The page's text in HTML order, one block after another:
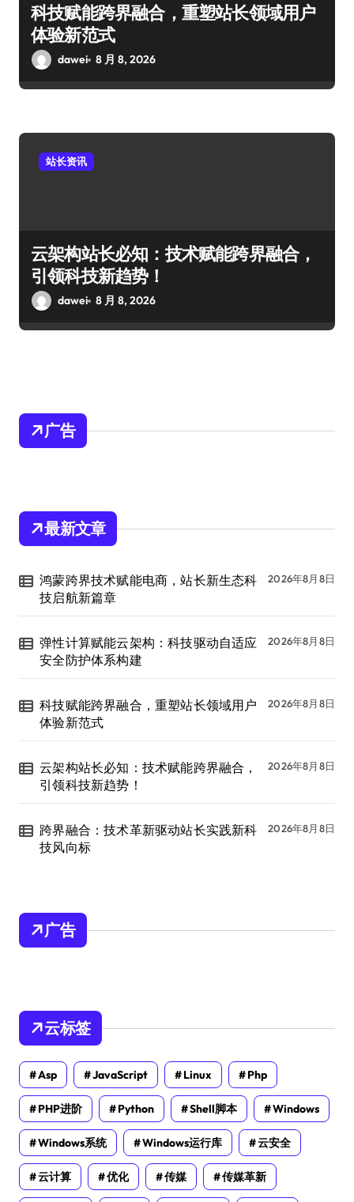
科技赋能跨界融合，重塑站长领域用户
体验新范式
dawei 8 月 8, 2026
站长资讯
云架构站长必知：技术赋能跨界融合，
引领科技新趋势！
dawei 8 月 8, 2026
广告
最新文章
鸿蒙跨界技术赋能电商，站长新生态科
技启航新篇章
2026年8月8日
弹性计算赋能云架构：科技驱动自适应
安全防护体系构建
2026年8月8日
科技赋能跨界融合，重塑站长领域用户
体验新范式
2026年8月8日
云架构站长必知：技术赋能跨界融合，
引领科技新趋势！
2026年8月8日
跨界融合：技术革新驱动站长实践新科
技风向标
2026年8月8日
广告
云标签
Asp JavaScript Linux Php
PHP进阶 Python Shell脚本 Windows
Windows系统 Windows运行库 云安全
云计算 优化 传媒 传媒革新